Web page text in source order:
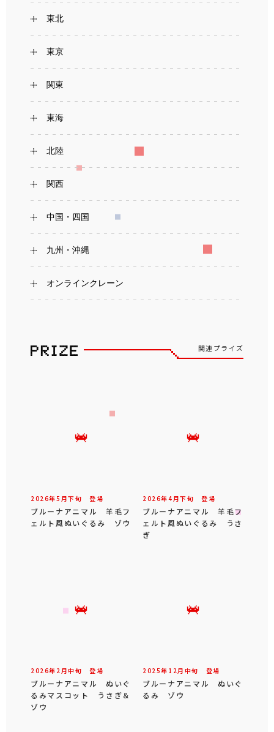
東北
東京
関東
東海
北陸
関西
中国・四国
九州・沖縄
オンラインクレーン
関連プライズ
2026年5 月下旬 登場
ブルーナアニマル 羊毛フ
ェルト風ぬいぐるみ ゾウ
2026年4 月下旬 登場
ブルーナアニマル 羊毛フ
ェルト風ぬいぐるみ うさ
ぎ
2026年 2 月中旬 登場
ブルーナアニマル ぬいぐ
るみマスコット うさぎ＆
ゾウ
2025年 12 月 中旬 登場
ブルーナアニマル ぬいぐ
るみ ゾウ